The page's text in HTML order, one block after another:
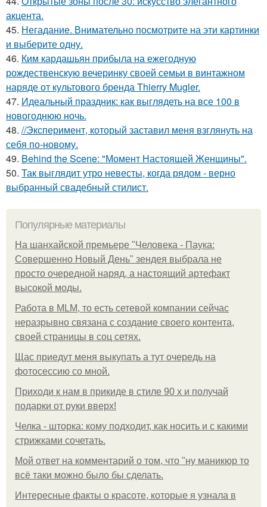
акцента.
45. Негадание. Внимательно посмотрите на эти картинки
и выберите одну.
46. Ким кардашьян прибыла на ежегодную
рождественскую вечеринку своей семьи в винтажном
наряде от культового бренда Thierry Mugler.
47. Идеальный праздник: как выглядеть на все 100 в
новогоднюю ночь.
48. //Эксперимент, который заставил меня взглянуть на
себя по-новому.
49. Behind the Scene: "Момент Настоящей Женщины".
50. Так выглядит утро невесты, когда рядом - верно
выбранный свадебный стилист.
Популярные материалы
На шанхайской премьере "Человека - Паука:
Совершенно Новый День" зендея выбрала не
просто очередной наряд, а настоящий артефакт
высокой моды.
Работа в MLM, то есть сетевой компании сейчас
неразрывно связана с создание своего контента,
своей страницы в соц сетях.
Щас приедут меня выкупать а тут очередь на
фотосессию со мной.
Приходи к нам в прикиде в стиле 90 х и получай
подарки от руки вверх!
Челка - шторка: кому подходит, как носить и с какими
стрижками сочетать.
Мой ответ на комментарий о том, что "ну маникюр то
всё таки можно было бы сделать.
Интересные факты о красоте, которые я узнала в